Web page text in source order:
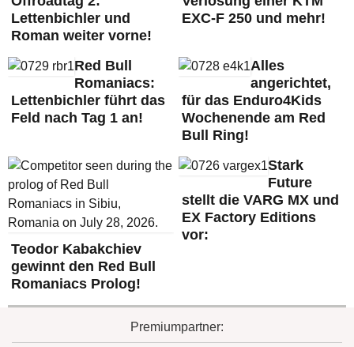
Lettenbichler und
Roman weiter vorne!
EXC-F 250 und mehr!
Red Bull
Romaniacs:
Lettenbichler führt das
Feld nach Tag 1 an!
Alles
angerichtet,
für das Enduro4Kids
Wochenende am Red
Bull Ring!
Teodor Kabakchiev
gewinnt den Red Bull
Romaniacs Prolog!
Stark
Future
stellt die VARG MX und
EX Factory Editions
vor:
Premiumpartner: